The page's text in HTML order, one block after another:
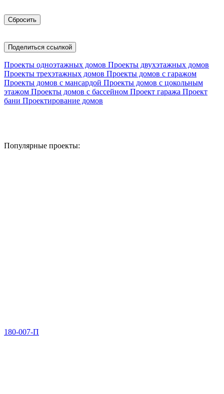
Поделиться ссылкой
Проекты одноэтажных домов Проекты двухэтажных домов
Проекты трехэтажных домов Проекты домов с гаражом
Проекты домов с мансардой Проекты домов с цокольным
этажом Проекты домов с бассейном Проект гаража Проект
бани Проектирование домов
Популярные проекты:
180-007-П